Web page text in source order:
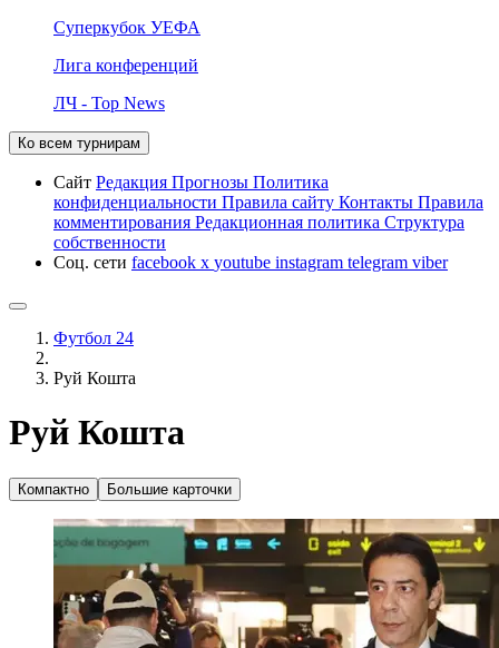
Суперкубок УЕФА
Лига конференций
ЛЧ - Top News
Ко всем турнирам
Сайт Редакция Прогнозы Политика
конфиденциальности Правила сайту Контакты Правила
комментирования Редакционная политика Структура
собственности
Соц. сети facebook x youtube instagram telegram viber
Футбол 24
Руй Кошта
Руй Кошта
Компактно Большие карточки